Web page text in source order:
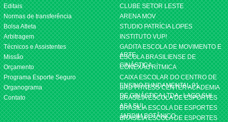
Editais
Normas de transferência
Bolsa Atleta
Arbitragem
Técnicos e Assistentes
Missão
Orçamento
Programa Esporte Seguro
Organograma
Contato
CLUBE SETOR LESTE
ARENA MOV
STUDIO PATRÍCIA LOPES
INSTITUTO VUP!
GADITA ESCOLA DE MOVIMENTO E
ARTE
ESCOLA BRASILIENSE DE
GINÁSTICA
CONEXÃO RÍTMICA
CAIXA ESCOLAR DO CENTRO DE
ENSINO FUNDAMENTAL 01
BRD FITNESS CENTER ACADEMIA
DE GINÁSTICA LTDA - LAGO SUL
BRASILIA ESCOLA DE ESPORTES
ASA SUL
BRASILIA ESCOLA DE ESPORTES
JARDIM BOTÂNICO
BRASILIA ESCOLA DE ESPORTES